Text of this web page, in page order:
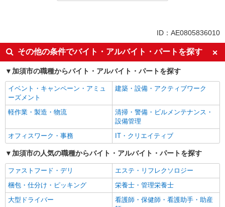
週2～3日勤務OK
短時間勤務（1日4h以内）OK
車通勤OK
副業・WワークOK
交通費支給
社会保険あり
まかない・食事補助
社員登用あり
ID：AE0805836010
その他の条件でバイト・アルバイト・パートを探す
加須市の職種からバイト・アルバイト・パートを探す
イベント・キャンペーン・アミュ
ーズメント
建築・設備・アクティブワーク
軽作業・製造・物流
清掃・警備・ビルメンテナンス・
設備管理
オフィスワーク・事務
IT・クリエイティブ
加須市の人気の職種からバイト・アルバイト・パートを探す
ファストフード・デリ
エステ・リフレクソロジー
梱包・仕分け・ピッキング
栄養士・管理栄養士
大型ドライバー
看護師・保健師・看護助手・助産